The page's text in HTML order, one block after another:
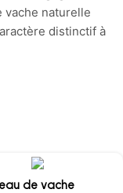
vache naturelle
distinctif à
de vache